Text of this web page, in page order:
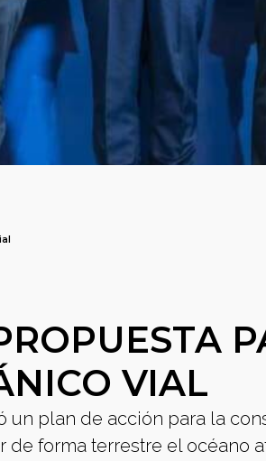
VIAL
un plan de acción para la
de forma terrestre el océano